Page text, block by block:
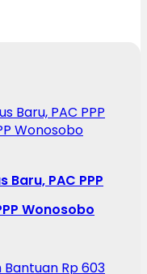
PAC PPP
Wonosobo